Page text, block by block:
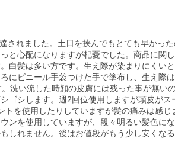
されました。土日を挟んでもとても早かった
と心配になりますが杞憂でした。商品に関
白髪は多い方です。生え際が染まりにくい
にビニール手袋つけた手で塗布し、生え際
洗い流した時顔の皮膚には残った事が無い
ゴシします。週2回位使用しますが頭皮がス
トを使用したりしていますが髪の痛みは感じ
ンを使用していますが、段々明るい髪色に
しれません。後はお値段がもう少し安くなる